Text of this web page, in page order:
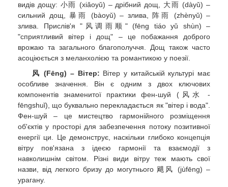
видів дощу: 小雨 (xiǎoyǔ) – дрібний дощ, 大雨 (dàyǔ) –
сильний дощ, 暴雨 (bàoyǔ) – злива, 阵雨 (zhènyǔ) –
злива. Прислів'я "风调雨顺" (fēng tiáo yǔ shùn) –
"сприятливий вітер і дощ" – це побажання доброго
врожаю та загального благополуччя. Дощ також часто
асоціюється з меланхолією та романтикою у поезії.
风 (Fēng) – Вітер: Вітер у китайській культурі має
особливе значення. Він є одним з двох ключових
компонентів знаменитої практики фен-шуй (风水 -
fēngshuǐ), що буквально перекладається як "вітер і вода".
Фен-шуй – це мистецтво гармонійного розміщення
об'єктів у просторі для забезпечення потоку позитивної
енергії ци. Це демонструє, наскільки глибоко концепція
вітру пов'язана з ідеєю гармонії та взаємодії з
навколишнім світом. Різні види вітру теж мають свої
назви, від легкого бризу до могутнього 飓风 (jùfēng) –
урагану.